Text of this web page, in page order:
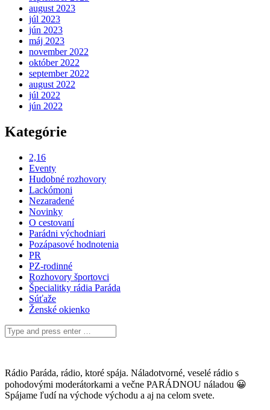
august 2023
júl 2023
jún 2023
máj 2023
november 2022
október 2022
september 2022
august 2022
júl 2022
jún 2022
Kategórie
2,16
Eventy
Hudobné rozhovory
Lackómoni
Nezaradené
Novinky
O cestovaní
Parádni východniari
Pozápasové hodnotenia
PR
PZ-rodinné
Rozhovory športovci
Špecialitky rádia Paráda
Súťaže
Ženské okienko
Rádio Paráda, rádio, ktoré spája. Náladotvorné, veselé rádio s
pohodovými moderátorkami a večne PARÁDNOU náladou 😀
Spájame ľudí na východe východu a aj na celom svete.